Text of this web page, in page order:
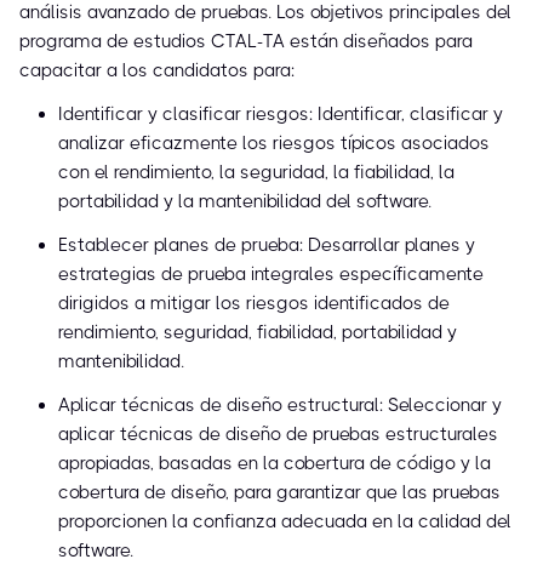
análisis avanzado de pruebas. Los objetivos principales del
programa de estudios CTAL-TA están diseñados para
capacitar a los candidatos para:
Identificar y clasificar riesgos: Identificar, clasificar y
analizar eficazmente los riesgos típicos asociados
con el rendimiento, la seguridad, la fiabilidad, la
portabilidad y la mantenibilidad del software.
Establecer planes de prueba: Desarrollar planes y
estrategias de prueba integrales específicamente
dirigidos a mitigar los riesgos identificados de
rendimiento, seguridad, fiabilidad, portabilidad y
mantenibilidad.
Aplicar técnicas de diseño estructural: Seleccionar y
aplicar técnicas de diseño de pruebas estructurales
apropiadas, basadas en la cobertura de código y la
cobertura de diseño, para garantizar que las pruebas
proporcionen la confianza adecuada en la calidad del
software.